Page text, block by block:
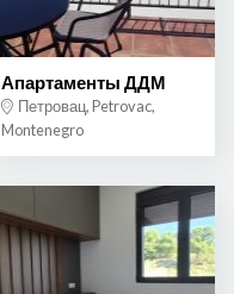
Апартаменты ДДМ
Петровац, Petrovac,
Montenegro